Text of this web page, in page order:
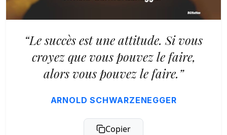
“Le succès est une attitude. Si vous
croyez que vous pouvez le faire,
alors vous pouvez le faire.”
ARNOLD SCHWARZENEGGER
Copier